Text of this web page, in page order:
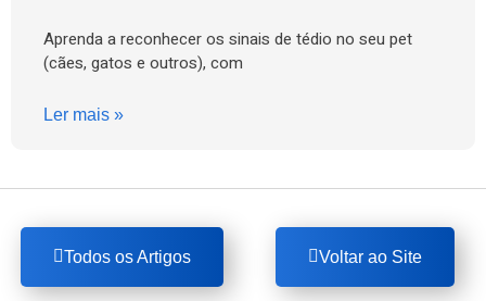
Aprenda a reconhecer os sinais de tédio no seu pet
(cães, gatos e outros), com
Ler mais »
Todos os Artigos Voltar ao Site